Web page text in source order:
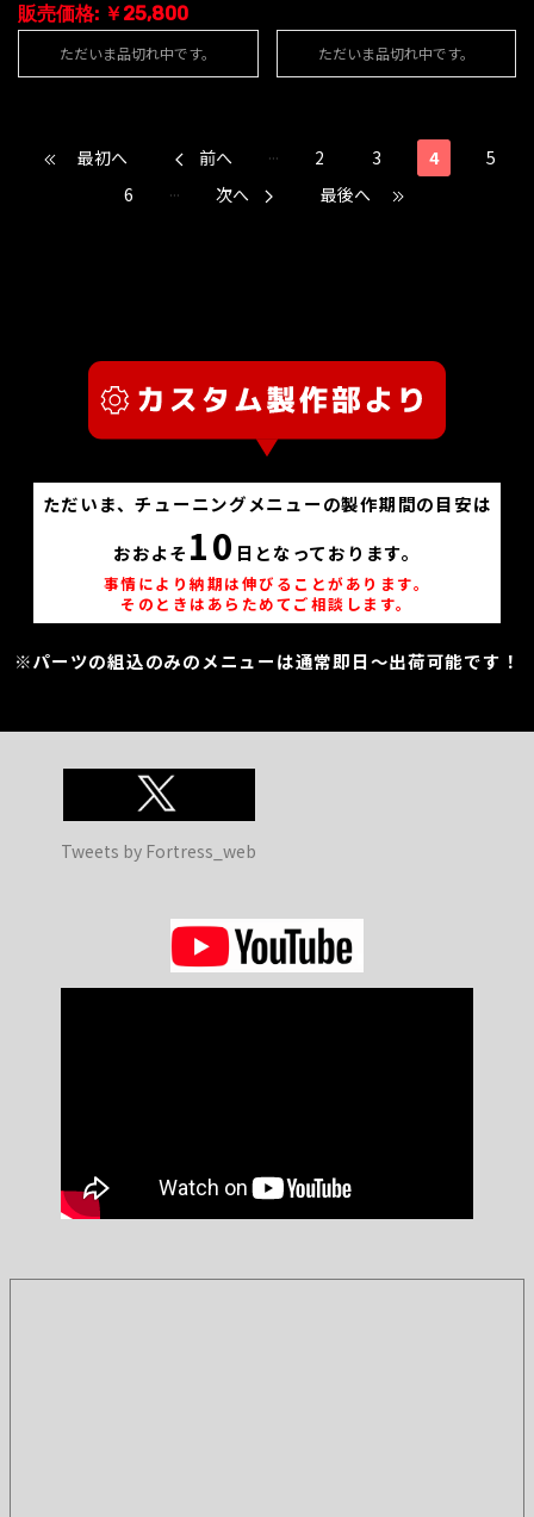
販売価格: ￥25,800
ただいま品切れ中です。 ただいま品切れ中です。
最初へ 前へ ... 2 3 4
5
6
... 次へ 最後へ
ただいま、チューニングメニューの製作期間の目安は
おおよそ 10 日となっております。
事情により納期は伸びることがあります。
そのときはあらためてご相談します。
※パーツの組込のみのメニューは通常即日～出荷可能です！
Tweets by Fortress_web